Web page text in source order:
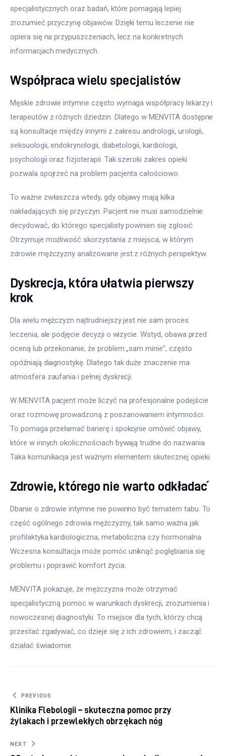
specjalistycznych oraz badań, które pomagają lepiej
zrozumieć przyczynę objawów. Dzięki temu leczenie nie
opiera się na przypuszczeniach, lecz na konkretnych
informacjach medycznych.
Współpraca wielu specjalistów
Męskie zdrowie intymne często wymaga współpracy lekarzy i
terapeutów z różnych dziedzin. Dlatego w MENVITA dostępne
są konsultacje między innymi z zakresu andrologii, urologii,
seksuologii, endokrynologii, diabetologii, kardiologii,
psychologii oraz fizjoterapii. Tak szeroki zakres opieki
pozwala spojrzeć na problem pacjenta całościowo.
To ważne zwłaszcza wtedy, gdy objawy mają kilka
nakładających się przyczyn. Pacjent nie musi samodzielnie
decydować, do którego specjalisty powinien się zgłosić.
Otrzymuje możliwość skorzystania z miejsca, w którym
zdrowie mężczyzny analizowane jest z różnych perspektyw.
Dyskrecja, która ułatwia pierwszy
krok
Dla wielu mężczyzn najtrudniejszy jest nie sam proces
leczenia, ale podjęcie decyzji o wizycie. Wstyd, obawa przed
oceną lub przekonanie, że problem „sam minie”, często
opóźniają diagnostykę. Dlatego tak duże znaczenie ma
atmosfera zaufania i pełnej dyskrecji.
W MENVITA pacjent może liczyć na profesjonalne podejście
oraz rozmowę prowadzoną z poszanowaniem intymności.
To pomaga przełamać barierę i spokojnie omówić objawy,
które w innych okolicznościach bywają trudne do nazwania.
Taka komunikacja jest ważnym elementem skutecznej opieki.
Zdrowie, którego nie warto odkładać
Dbanie o zdrowie intymne nie powinno być tematem tabu. To
część ogólnego zdrowia mężczyzny, tak samo ważna jak
profilaktyka kardiologiczna, metaboliczna czy hormonalna.
Wczesna konsultacja może pomóc uniknąć pogłębiania się
problemu i poprawić komfort życia.
MENVITA pokazuje, że mężczyzna może otrzymać
specjalistyczną pomoc w warunkach dyskrecji, zrozumienia i
nowoczesnej diagnostyki. To miejsce dla tych, którzy chcą
przestać zgadywać, co dzieje się z ich zdrowiem, i zacząć
działać świadomie.
Nawigacja wpisu
PREVIOUS
Klinika Flebologii – skuteczna pomoc przy
żylakach i przewlekłych obrzękach nóg
NEXT